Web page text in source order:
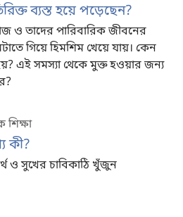
ব্যস্ত হয়ে পড়েছেন?
ও তাদের পারিবারিক জীবনের
গিয়ে হিমশিম খেয়ে যায়। কেন
এই সমস্যা থেকে মুক্ত হওয়ার জন্য
কী?
ও সুখের চাবিকাঠি খুঁজুন